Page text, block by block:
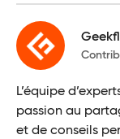
L’équipe
passion au
et de conseils